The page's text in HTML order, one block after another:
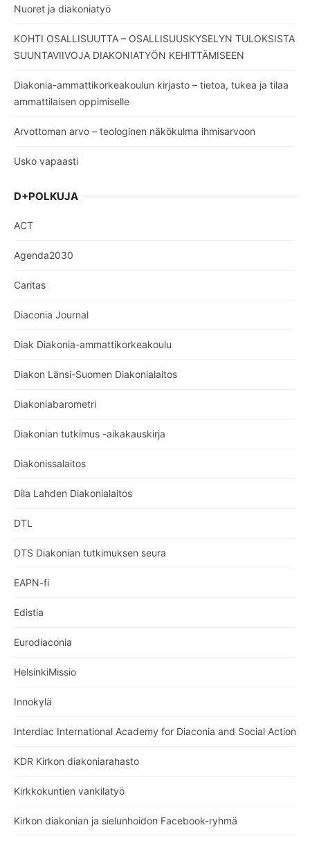
Nuoret ja diakoniatyö
KOHTI OSALLISUUTTA – OSALLISUUSKYSELYN TULOKSISTA
SUUNTAVIIVOJA DIAKONIATYÖN KEHITTÄMISEEN
Diakonia-ammattikorkeakoulun kirjasto – tietoa, tukea ja tilaa
ammattilaisen oppimiselle
Arvottoman arvo – teologinen näkökulma ihmisarvoon
Usko vapaasti
D+POLKUJA
ACT
Agenda2030
Caritas
Diaconia Journal
Diak Diakonia-ammattikorkeakoulu
Diakon Länsi-Suomen Diakonialaitos
Diakoniabarometri
Diakonian tutkimus -aikakauskirja
Diakonissalaitos
Dila Lahden Diakonialaitos
DTL
DTS Diakonian tutkimuksen seura
EAPN-fi
Edistia
Eurodiaconia
HelsinkiMissio
Innokylä
Interdiac International Academy for Diaconia and Social Action
KDR Kirkon diakoniarahasto
Kirkkokuntien vankilatyö
Kirkon diakonian ja sielunhoidon Facebook-ryhmä